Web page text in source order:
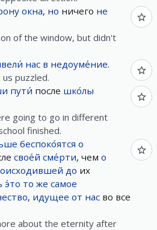
окна, но ничего не
of the window, but didn't
нас в недоуме́ние.
puzzled.
пути́ после шко́лы
going to go in different
finished.
беспоко́ятся о
свое́й сме́рти, чем о
до их
э́то то же самое
, идущее от нас во все
about the eternity after